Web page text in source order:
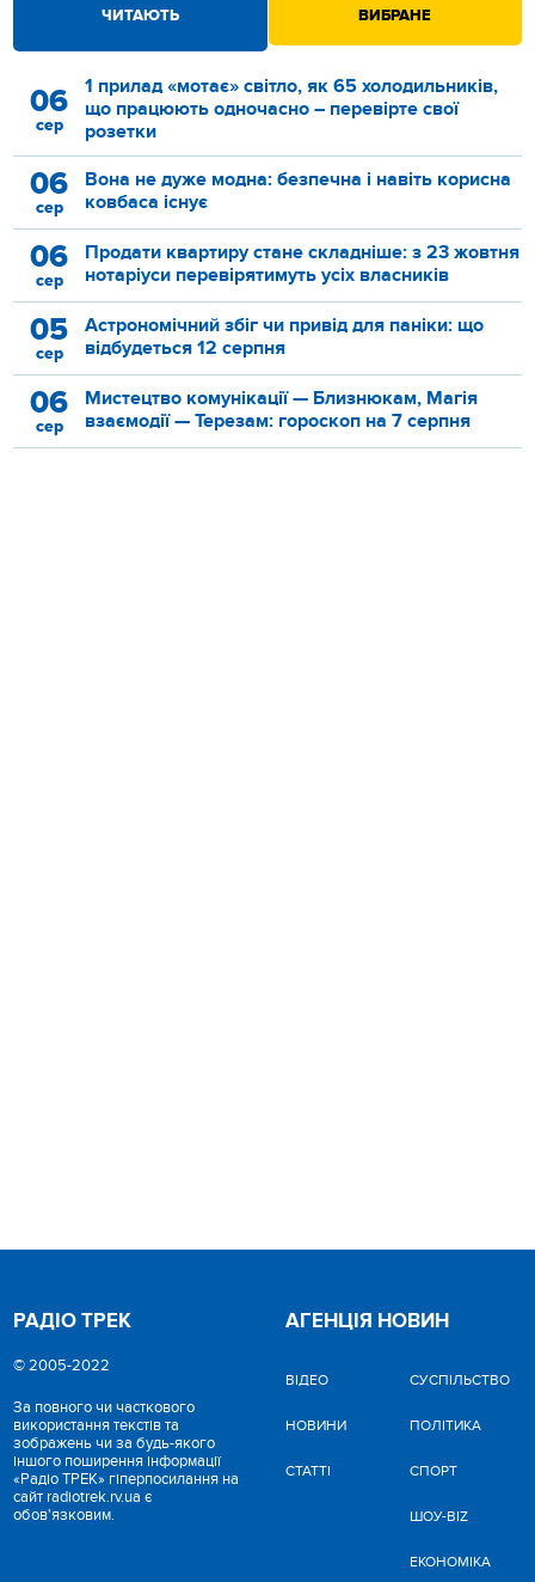
ЧИТАЮТЬ ВИБРАНЕ
06
сер
1 прилад «мотає» світло, як 65 холодильників,
що працюють одночасно – перевірте свої
розетки
06
сер
Вона не дуже модна: безпечна і навіть корисна
ковбаса існує
06
сер
Продати квартиру стане складніше: з 23 жовтня
нотаріуси перевірятимуть усіх власників
05
сер
Астрономічний збіг чи привід для паніки: що
відбудеться 12 серпня
06
сер
Мистецтво комунікації — Близнюкам, Магія
взаємодії — Терезам: гороскоп на 7 серпня
РАДІО ТРЕК
© 2005-2022
За повного чи часткового
використання текстів та
зображень чи за будь-якого
іншого поширення інформації
«Радіо ТРЕК» гіперпосилання на
сайт radiotrek.rv.ua є
обов'язковим.
АГЕНЦІЯ НОВИН
ВІДЕО
НОВИНИ
СТАТТІ
CУСПІЛЬСТВО
ПОЛІТИКА
СПОРТ
ШОУ-BIZ
ЕКОНОМІКА